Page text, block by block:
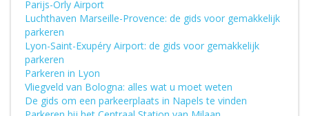
Parijs-Orly Airport
Luchthaven Marseille-Provence: de gids voor gemakkelijk
parkeren
Lyon-Saint-Exupéry Airport: de gids voor gemakkelijk
parkeren
Parkeren in Lyon
Vliegveld van Bologna: alles wat u moet weten
De gids om een parkeerplaats in Napels te vinden